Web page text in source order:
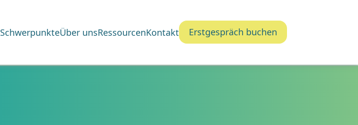
SchwerpunkteÜber unsRessourcenKontakt Erstgespräch buchen